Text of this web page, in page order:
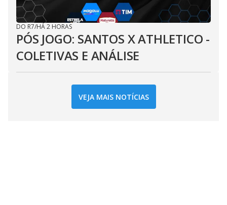
DO R7/HÁ 2 HORAS
PÓS JOGO: SANTOS X ATHLETICO -
COLETIVAS E ANÁLISE
VEJA MAIS NOTÍCIAS